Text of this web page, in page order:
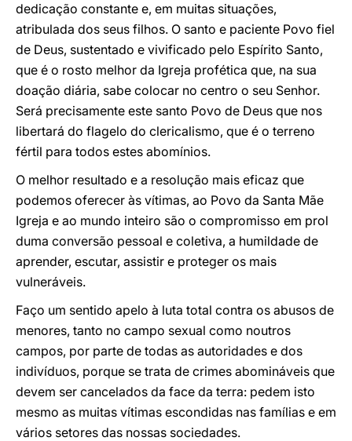
dedicação constante e, em muitas situações,
atribulada dos seus filhos. O santo e paciente Povo fiel
de Deus, sustentado e vivificado pelo Espírito Santo,
que é o rosto melhor da Igreja profética que, na sua
doação diária, sabe colocar no centro o seu Senhor.
Será precisamente este santo Povo de Deus que nos
libertará do flagelo do clericalismo, que é o terreno
fértil para todos estes abomínios.
O melhor resultado e a resolução mais eficaz que
podemos oferecer às vítimas, ao Povo da Santa Mãe
Igreja e ao mundo inteiro são o compromisso em prol
duma conversão pessoal e coletiva, a humildade de
aprender, escutar, assistir e proteger os mais
vulneráveis.
Faço um sentido apelo à luta total contra os abusos de
menores, tanto no campo sexual como noutros
campos, por parte de todas as autoridades e dos
indivíduos, porque se trata de crimes abomináveis que
devem ser cancelados da face da terra: pedem isto
mesmo as muitas vítimas escondidas nas famílias e em
vários setores das nossas sociedades.